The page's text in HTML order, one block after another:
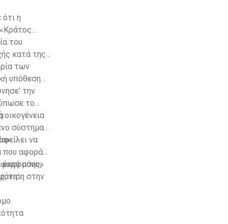
η
του
κατά της
των
υπόθεση
την
το
σύστημα
να
που αφορά
έκφρασης,
στην
μόνο»
τη